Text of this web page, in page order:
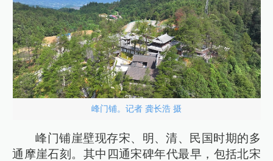
峰门铺。记者 龚长浩 摄
峰门铺崖壁现存宋、明、清、民国时期的多
通摩崖石刻。其中四通宋碑年代最早，包括北宋